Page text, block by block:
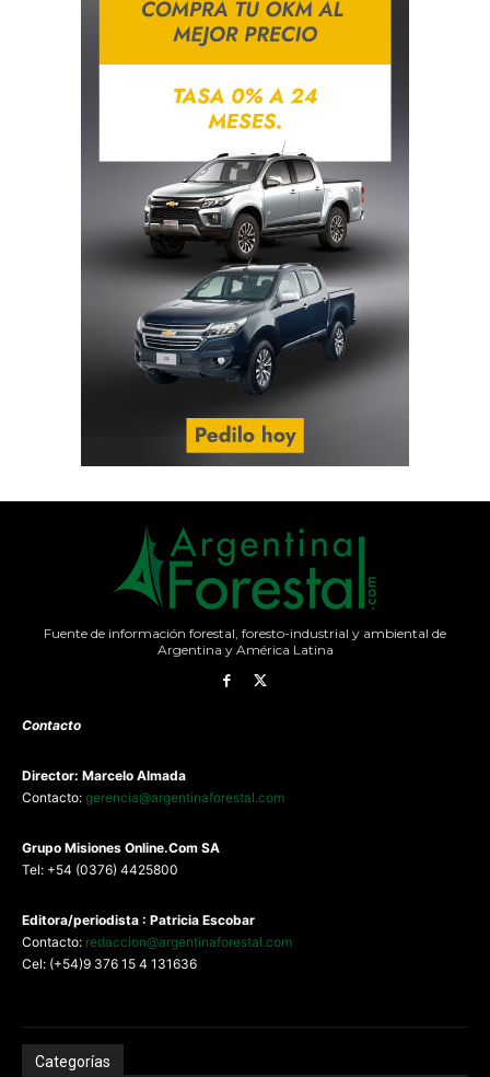
Fuente de información forestal, foresto-industrial y ambiental de
Argentina y América Latina
Contacto
Director: Marcelo Almada
Contacto: gerencia@argentinaforestal.com
Grupo Misiones Online.Com SA
Tel: +54 (0376) 4425800
Editora/periodista : Patricia Escobar
Contacto: redaccion@argentinaforestal.com
Cel: (+54)9 376 15 4 131636
Categorías